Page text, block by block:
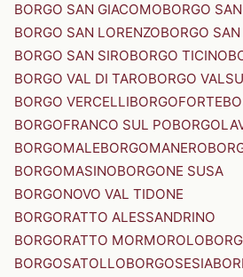
BORGO SAN GIACOMOBORGO
BORGO SAN LORENZOBORGO
BORGO SAN SIROBORGO TICINO
BORGO VAL DI TAROBORGO
BORGO VERCELLIBORGOFORTE
BORGOFRANCO SUL PO
BORGOMALEBORGOMANERO
BORGOMASINOBORGONE SUSA
BORGONOVO VAL TIDONE
BORGORATTO ALESSANDRINO
BORGORATTO MORMOROLO
BORGOSATOLLOBORGOSESIA